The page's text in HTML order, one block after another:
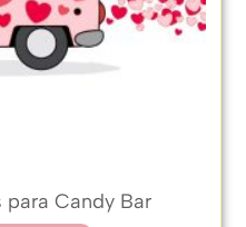
Candy Bar